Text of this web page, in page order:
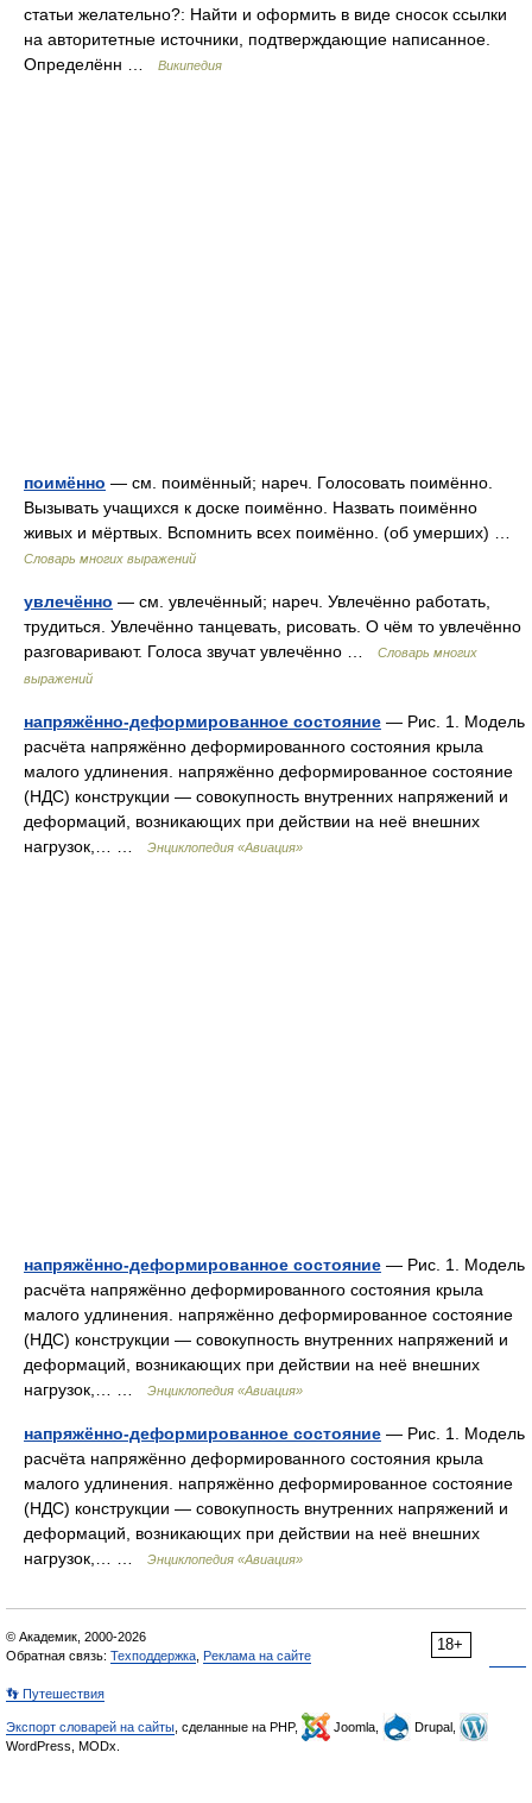
статьи желательно?: Найти и оформить в виде сносок ссылки
на авторитетные источники, подтверждающие написанное.
Определённ …
Википедия
поимённо — см. поимённый; нареч. Голосовать поимённо.
Вызывать учащихся к доске поимённо. Назвать поимённо
живых и мёртвых. Вспомнить всех поимённо. (об умерших) …
Словарь многих выражений
увлечённо — см. увлечённый; нареч. Увлечённо работать,
трудиться. Увлечённо танцевать, рисовать. О чём то увлечённо
разговаривают. Голоса звучат увлечённо …
Словарь многих
выражений
напряжённо-деформированное состояние — Рис. 1. Модель
расчёта напряжённо деформированного состояния крыла
малого удлинения. напряжённо деформированное состояние
(НДС) конструкции — совокупность внутренних напряжений и
деформаций, возникающих при действии на неё внешних
нагрузок,… …
Энциклопедия «Авиация»
напряжённо-деформированное состояние — Рис. 1. Модель
расчёта напряжённо деформированного состояния крыла
малого удлинения. напряжённо деформированное состояние
(НДС) конструкции — совокупность внутренних напряжений и
деформаций, возникающих при действии на неё внешних
нагрузок,… …
Энциклопедия «Авиация»
напряжённо-деформированное состояние — Рис. 1. Модель
расчёта напряжённо деформированного состояния крыла
малого удлинения. напряжённо деформированное состояние
(НДС) конструкции — совокупность внутренних напряжений и
деформаций, возникающих при действии на неё внешних
нагрузок,… …
Энциклопедия «Авиация»
18+
© Академик, 2000-2026
Обратная связь: Техподдержка Реклама на сайте
👣 Путешествия
Экспорт словарей на сайты , сделанные на PHP, Joomla,
Drupal,
WordPress, MODx.